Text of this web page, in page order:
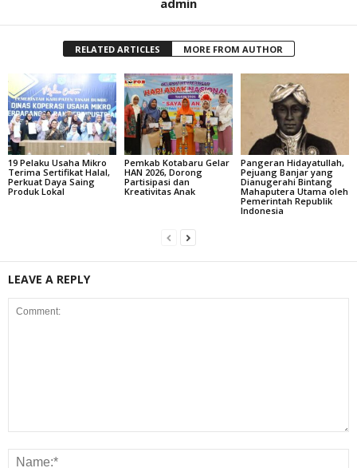
admin
RELATED ARTICLES MORE FROM AUTHOR
19 Pelaku Usaha Mikro
Terima Sertifikat Halal,
Perkuat Daya Saing
Produk Lokal
Pemkab Kotabaru Gelar
HAN 2026, Dorong
Partisipasi dan
Kreativitas Anak
Pangeran Hidayatullah,
Pejuang Banjar yang
Dianugerahi Bintang
Mahaputera Utama oleh
Pemerintah Republik
Indonesia
LEAVE A REPLY